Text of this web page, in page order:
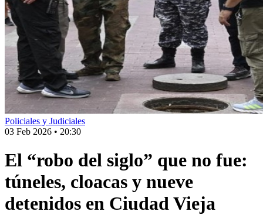
Policiales y Judiciales
03 Feb 2026 • 20:30
El “robo del siglo” que no fue:
túneles, cloacas y nueve
detenidos en Ciudad Vieja